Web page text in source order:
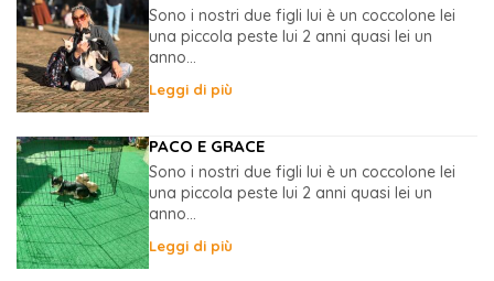
Sono i nostri due figli lui è un coccolone lei
una piccola peste lui 2 anni quasi lei un
anno...
Leggi di più
PACO E GRACE
Sono i nostri due figli lui è un coccolone lei
una piccola peste lui 2 anni quasi lei un
anno...
Leggi di più